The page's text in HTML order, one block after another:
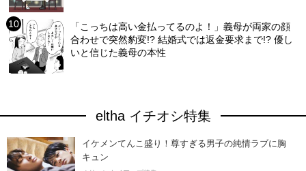
「こっちは高い金払ってるのよ！」義母が両家の顔
合わせで突然豹変!? 結婚式では返金要求まで!? 優し
いと信じた義母の本性
eltha イチオシ特集
イケメンてんこ盛り！尊すぎる男子の純情ラブに胸
キュン